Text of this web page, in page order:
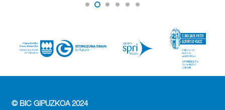
© BIC GIPUZKOA 2024